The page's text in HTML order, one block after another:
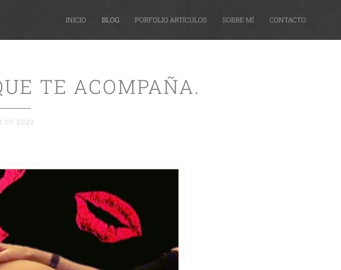
INICIO BLOG PORFOLIO ARTÍCULOS SOBRE MÍ CONTACTO
TE ACOMPAÑA.